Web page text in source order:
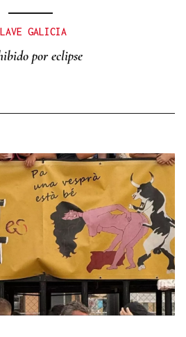
GALICIA
por eclipse
Lalo Pavón
O AFIADOR
haberá autobuses